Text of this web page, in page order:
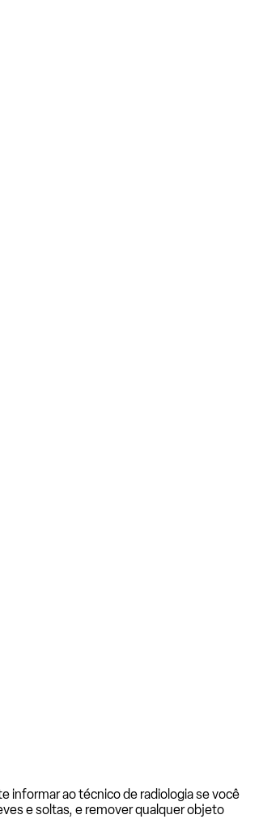
informar ao técnico de radiologia se você
e soltas, e remover qualquer objeto